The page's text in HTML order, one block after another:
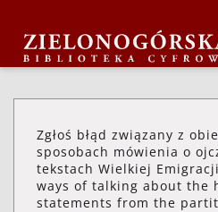
Zgłoś błąd związany z
sposobach mówienia o
tekstach Wielkiej
ways of talking about the
statements from the